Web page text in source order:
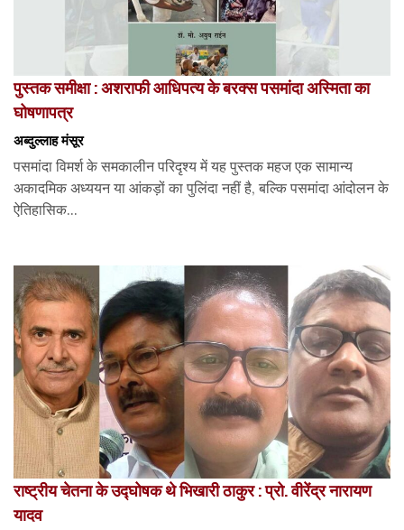
पुस्तक समीक्षा : अशराफी आधिपत्य के बरक्स पसमांदा अस्मिता का
घोषणापत्र
अब्दुल्लाह मंसूर
पसमांदा विमर्श के समकालीन परिदृश्य में यह पुस्तक महज एक सामान्य
अकादमिक अध्ययन या आंकड़ों का पुलिंदा नहीं है, बल्कि पसमांदा आंदोलन के
ऐतिहासिक...
राष्ट्रीय चेतना के उद्घोषक थे भिखारी ठाकुर : प्रो. वीरेंद्र नारायण
यादव